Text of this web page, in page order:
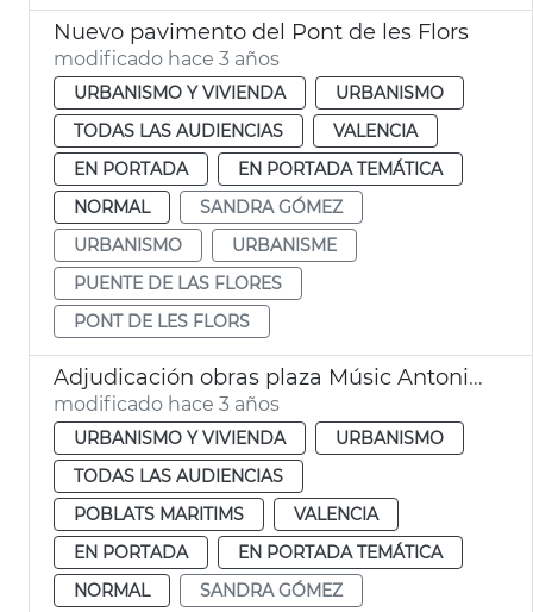
Nuevo pavimento del Pont de les Flors
modificado hace 3 años
URBANISMO Y VIVIENDA
URBANISMO
TODAS LAS AUDIENCIAS
VALENCIA
EN PORTADA
EN PORTADA TEMÁTICA
NORMAL
SANDRA GÓMEZ
URBANISMO
URBANISME
PUENTE DE LAS FLORES
PONT DE LES FLORS
Adjudicación obras plaza Músic Antoni Eiximeno
modificado hace 3 años
URBANISMO Y VIVIENDA
URBANISMO
TODAS LAS AUDIENCIAS
POBLATS MARITIMS
VALENCIA
EN PORTADA
EN PORTADA TEMÁTICA
NORMAL
SANDRA GÓMEZ